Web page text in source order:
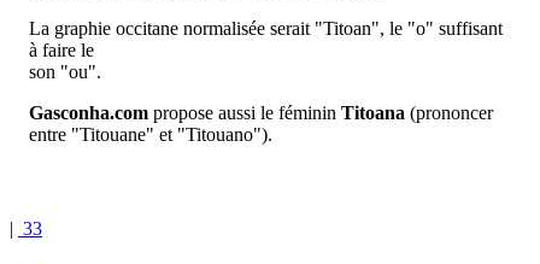
La graphie occitane normalisée serait "Titoan", le "o" suffisant
à faire le
son "ou".
Gasconha.com propose aussi le féminin Titoana (prononcer
entre "Titouane" et "Titouano").
| 33